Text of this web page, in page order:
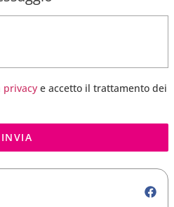
privacy e accetto il trattamento dei
INVIA